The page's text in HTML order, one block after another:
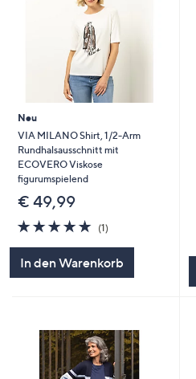
Neu
VIA MILANO Shirt, 1/2-Arm
Rundhalsausschnitt mit
ECOVERO Viskose
figurumspielend
€ 49,99
5.0
von
(1)1
In den Warenkorb